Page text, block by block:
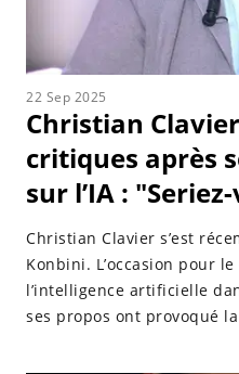
22 Sep 2025
Christian
critiques après
sur l’IA :
Christian Clavier s’est
Konbini. L’occasion pour
l’intelligence artificielle
ses propos ont provoqué